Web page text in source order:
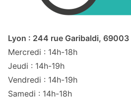
Lyon : 244 rue Garibaldi, 69003
Mercredi : 14h-18h
Jeudi : 14h-19h
Vendredi : 14h-19h
Samedi : 14h-18h